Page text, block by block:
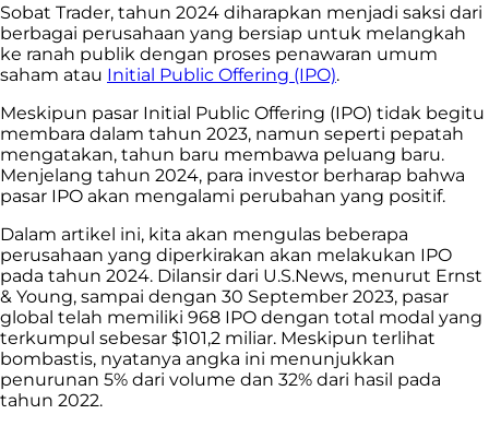
Sobat Trader, tahun 2024 diharapkan menjadi saksi dari
berbagai perusahaan yang bersiap untuk melangkah
ke ranah publik dengan proses penawaran umum
saham atau Initial Public Offering (IPO).
Meskipun pasar Initial Public Offering (IPO) tidak begitu
membara dalam tahun 2023, namun seperti pepatah
mengatakan, tahun baru membawa peluang baru.
Menjelang tahun 2024, para investor berharap bahwa
pasar IPO akan mengalami perubahan yang positif.
Dalam artikel ini, kita akan mengulas beberapa
perusahaan yang diperkirakan akan melakukan IPO
pada tahun 2024. Dilansir dari U.S.News, menurut Ernst
& Young, sampai dengan 30 September 2023, pasar
global telah memiliki 968 IPO dengan total modal yang
terkumpul sebesar $101,2 miliar. Meskipun terlihat
bombastis, nyatanya angka ini menunjukkan
penurunan 5% dari volume dan 32% dari hasil pada
tahun 2022.